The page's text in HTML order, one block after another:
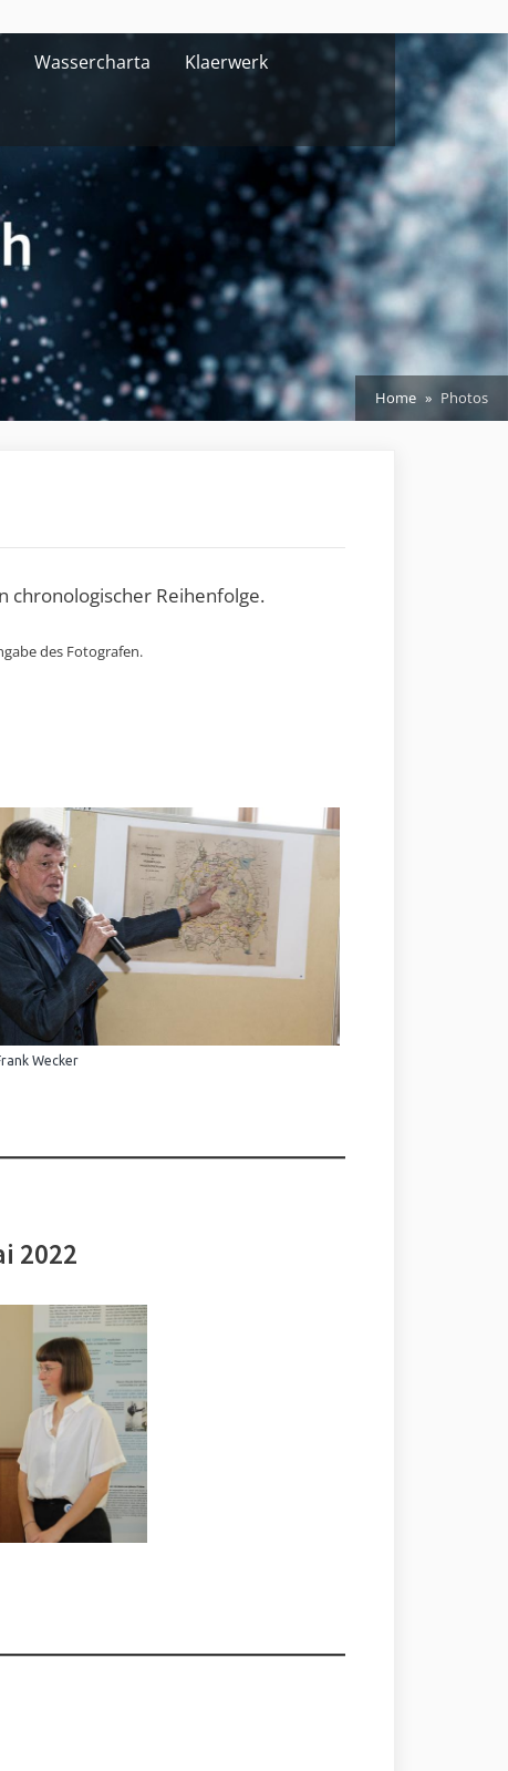
Wassercharta Klaerwerk
Home Photos
chronologischer Reihenfolge.
des Fotografen.
Wecker
2022